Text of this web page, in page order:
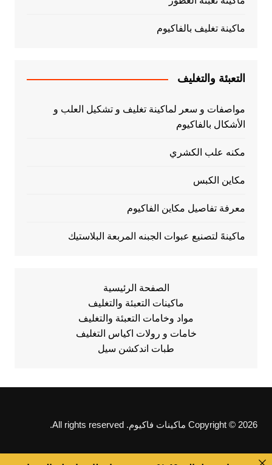
ماكينة تغليف بالفاكيوم
التعبئة والتغليف
مواصفات و سعر لماكينة تغليف و تشكيل العلب و
الأشكال بالفاكيوم
مكنه علب الكشري
مكاين الكبس
معرفة تفاصيل مكاين الفاكيوم
ماكينهً لتصنيع عبوات الجبنه المربعة البلاستيك
الصفحة الرئيسية
ماكينات التعبئة والتغليف
مواد وخامات التعبئة والتغليف
خامات و رولات اكياس التغليف
طبات اندكشن سيل
Copyright © 2026 ماكينات فاكيوم. All rights reserved.